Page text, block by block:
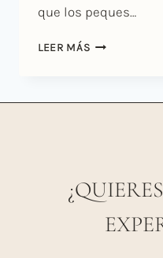
que los peques…
LEER MÁSCÓMO
CAKE